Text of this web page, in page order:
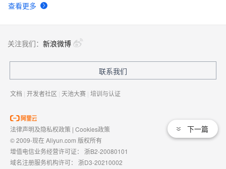
查看更多
下一篇
关注我们： 新浪微博
联系我们
文档 | 开发者社区 | 天池大赛 | 培训与认证
法律声明及隐私权政策 | Cookies政策
© 2009-现在 Aliyun.com 版权所有
增值电信业务经营许可证： 浙B2-20080101
域名注册服务机构许可： 浙D3-20210002